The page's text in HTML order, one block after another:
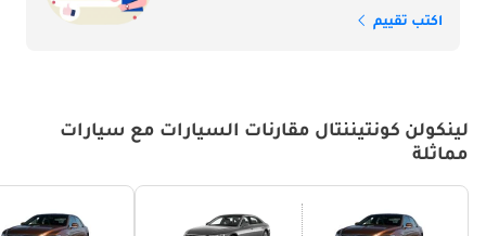
اكتب تقييم
لينكولن كونتيننتال مقارنات السيارات مع سيارات
مماثلة